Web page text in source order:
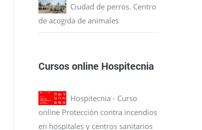
Ciudad de perros. Centro
de acogida de animales
Cursos online Hospitecnia
Hospitecnia - Curso
online Protección contra incendios
en hospitales y centros sanitarios